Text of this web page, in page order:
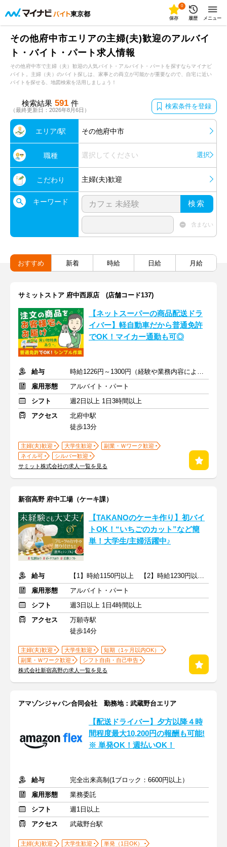
東京都
0
保存 履歴 メニュー
その他府中市エリアの主婦(夫)歓迎のアルバイ
ト・バイト・パート求人情報
その他府中市で主婦（夫）歓迎の人気バイト・アルバイト・パートを探すならマイナビ
バイト。主婦（夫）のバイト探しは、家事との両立が可能かが重要なので、自宅に近い
バイトを探せる、地図検索を活用しましょう！
検索結果 591 件
（最終更新日：2026年8月6日） 検索条件を登録
エリア/駅 その他府中市
職種 選択してください 選択
こだわり 主婦(夫)歓迎
キーワード 検索
含まない
おすすめ 新着 時給 日給 月給
サミットストア 府中西原店 (店舗コード137)
【ネットスーパーの商品配送ドラ
イバー】軽自動車だから普通免許
でOK！マイカー通勤も可◎
給与
時給1226円～1300円（経験や業務内容による）+交通費全額
雇用形態
アルバイト・パート
シフト
週2日以上 1日3時間以上
アクセス
北府中駅
徒歩13分
主婦(夫)歓迎 大学生歓迎
副業・Ｗワーク歓迎
ネイル可
シルバー歓迎
サミット株式会社の求人一覧を見る
新宿高野 府中工場（ケーキ課）
【TAKANOのケーキ作り】初バイ
トOK！“いちごのカット”など簡
単！大学生/主婦活躍中♪
給与
【1】時給1150円以上 【2】時給1230円以上 ※交通費別途支給
雇用形態
アルバイト・パート
シフト
週3日以上 1日4時間以上
アクセス
万願寺駅
徒歩14分
主婦(夫)歓迎 大学生歓迎
短期（1ヶ月以内OK）
副業・Ｗワーク歓迎
シフト自由・自己申告
株式会社新宿高野の求人一覧を見る
アマゾンジャパン合同会社 勤務地：武蔵野台エリア
【配送ドライバー】夕方以降４時
間程度最大10,200円の報酬も可能!
※ 単発OK！週払いOK！
給与
完全出来高制(1ブロック：6600円以上）
雇用形態
業務委託
シフト
週1日以上
アクセス
武蔵野台駅
主婦(夫)歓迎 大学生歓迎
単発（1日OK）